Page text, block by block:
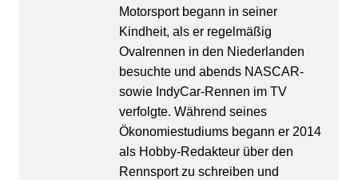
Motorsport begann in seiner
Kindheit, als er regelmäßig
Ovalrennen in den Niederlanden
besuchte und abends NASCAR-
sowie IndyCar-Rennen im TV
verfolgte. Während seines
Ökonomiestudiums begann er 2014
als Hobby-Redakteur über den
Rennsport zu schreiben und